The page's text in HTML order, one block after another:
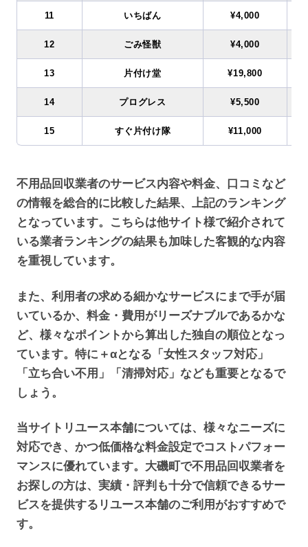
11 いちばん ¥4,000
12 ごみ怪獣 ¥4,000
13 片付け堂 ¥19,800
14 プログレス ¥5,500
15 すぐ片付け隊 ¥11,000
不用品回収業者のサービス内容や料金、口コミなど
の情報を総合的に比較した結果、上記のランキング
となっています。こちらは他サイト様で紹介されて
いる業者ランキングの結果も加味した客観的な内容
を重視しています。
また、利用者の求める細かなサービスにまで手が届
いているか、料金・費用がリーズナブルであるかな
ど、様々なポイントから算出した独自の順位となっ
ています。特に＋αとなる「女性スタッフ対応」
「立ち合い不用」「清掃対応」なども重要となるで
しょう。
当サイトリユース本舗については、様々なニーズに
対応でき、かつ低価格な料金設定でコストパフォー
マンスに優れています。大磯町で不用品回収業者を
お探しの方は、実績・評判も十分で信頼できるサー
ビスを提供するリユース本舗のご利用がおすすめで
す。